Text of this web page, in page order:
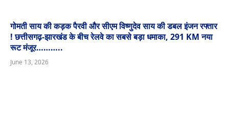
गोमती साय की कड़क पैरवी और सीएम विष्णुदेव साय की डबल इंजन रफ्तार
! छत्तीसगढ़-झारखंड के बीच रेलवे का सबसे बड़ा धमाका, 291 KM नया
रूट मंजूर………..
June 13, 2026